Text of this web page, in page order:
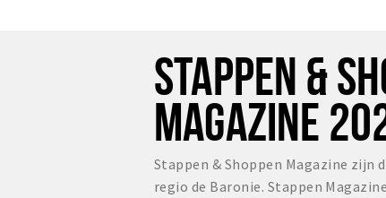
STAPPEN &
MAGAZINE
Stappen & Shoppen Magazine zijn
regio de Baronie. Stappen